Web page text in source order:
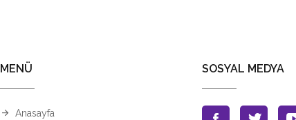
MENÜ
Anasayfa
SOSYAL MEDYA